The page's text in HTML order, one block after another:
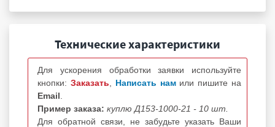
Технические характеристики
Для ускорения обработки заявки используйте
кнопки: Заказать Написать нам или пишите на
Email
Пример заказа: куплю Д153-1000-21 - 10 шт.
Для обратной связи, не забудьте указать Ваши